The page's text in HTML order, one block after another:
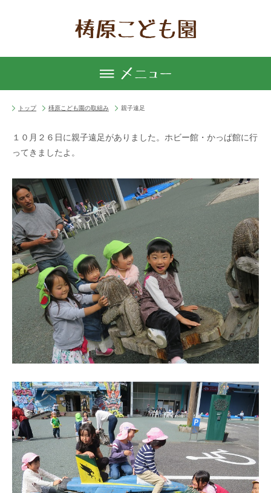
トップ 梼原こども園の取組み 親子遠足
１０月２６日に親子遠足がありました。ホビー館・かっぱ館に行
ってきましたよ。